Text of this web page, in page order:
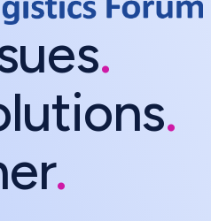
.
.
.